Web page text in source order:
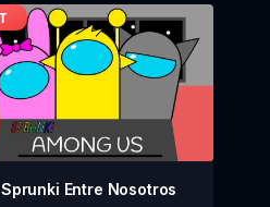
Sprunki Entre Nosotros